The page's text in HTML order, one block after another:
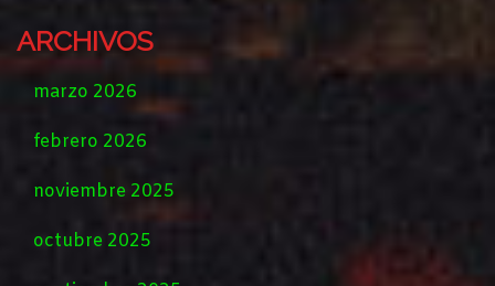
ARCHIVOS
marzo 2026
febrero 2026
noviembre 2025
octubre 2025